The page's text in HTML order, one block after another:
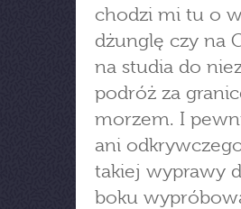
chodzi mi tu o
dżunglę czy na
na studia do
podróż za
morzem. I
ani
takiej wyprawy
boku